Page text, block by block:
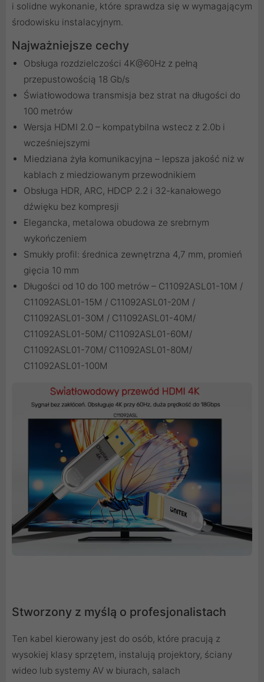
i solidne wykonanie, które sprawdza się w wymagającym
środowisku instalacyjnym.
Najważniejsze cechy
Obsługa rozdzielczości 4K@60Hz z pełną
przepustowością 18 Gb/s
Światłowodowa transmisja bez strat na długości do
100 metrów
Wersja HDMI 2.0 – kompatybilna wstecz z 2.0b i
wcześniejszymi
Miedziana żyła komunikacyjna – lepsza jakość niż w
kablach z miedziowanym przewodnikiem
Obsługa HDR, ARC, HDCP 2.2 i 32-kanałowego
dźwięku bez kompresji
Elegancka, metalowa obudowa ze srebrnym
wykończeniem
Smukły profil: średnica zewnętrzna 4,7 mm, promień
gięcia 10 mm
Długości od 10 do 100 metrów – C11092ASL01-10M /
C11092ASL01-15M / C11092ASL01-20M /
C11092ASL01-30M / C11092ASL01-40M/
C11092ASL01-50M/ C11092ASL01-60M/
C11092ASL01-70M/ C11092ASL01-80M/
C11092ASL01-100M
Stworzony z myślą o profesjonalistach
Ten kabel kierowany jest do osób, które pracują z
wysokiej klasy sprzętem, instalują projektory, ściany
wideo lub systemy AV w biurach, salach